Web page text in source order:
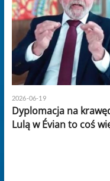
2026-06-19
Dyplomacja na
Lulą w Évian to coś